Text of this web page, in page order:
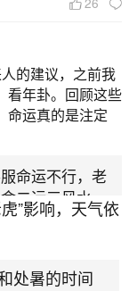
在立秋后面是
，而处暑标志
序和气候意义
间顺序与气候
在每年8月7日
气尚未完全消
”影响，天气依
处暑的时间
的建议，之前我
看年卦。回顾这些
命运真的是注定
命运不行，老
二运三风水，
太岁，看年